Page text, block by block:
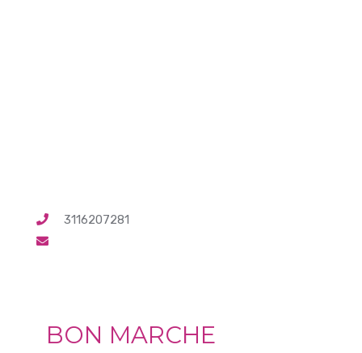
3116207281
BON MARCHE